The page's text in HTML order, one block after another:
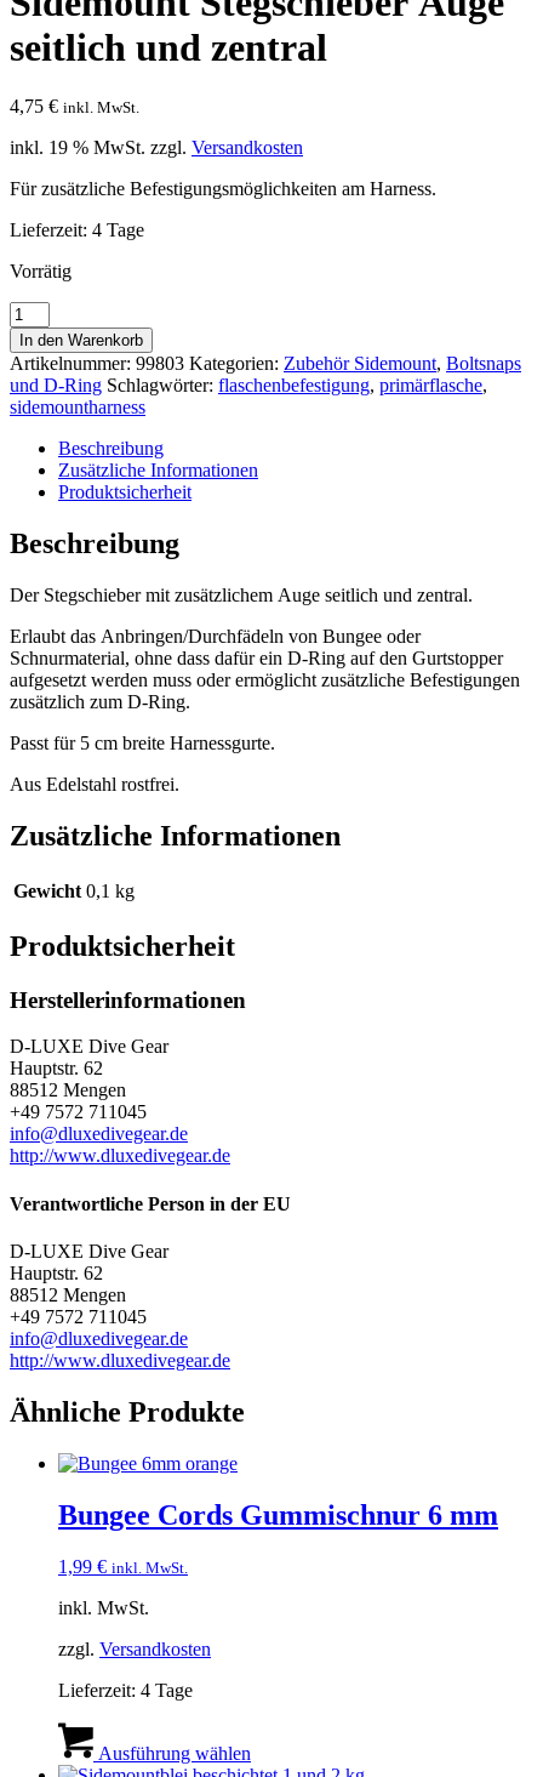
seitlich und zentral
4,75 € inkl. MwSt.
inkl. 19 % MwSt. zzgl. Versandkosten
Für zusätzliche Befestigungsmöglichkeiten am Harness.
Lieferzeit: 4 Tage
Vorrätig
Sidemount
Stegschieber
Auge
seitlich
und
zentral
Menge
In den Warenkorb
Artikelnummer: 99803 Kategorien: Zubehör Sidemount, Boltsnaps
und D-Ring Schlagwörter: flaschenbefestigung, primärflasche,
sidemountharness
Beschreibung
Zusätzliche Informationen
Produktsicherheit
Beschreibung
Der Stegschieber mit zusätzlichem Auge seitlich und zentral.
Erlaubt das Anbringen/Durchfädeln von Bungee oder
Schnurmaterial, ohne dass dafür ein D-Ring auf den Gurtstopper
aufgesetzt werden muss oder ermöglicht zusätzliche Befestigungen
zusätzlich zum D-Ring.
Passt für 5 cm breite Harnessgurte.
Aus Edelstahl rostfrei.
Zusätzliche Informationen
Gewicht 0,1 kg
Produktsicherheit
Herstellerinformationen
D-LUXE Dive Gear
Hauptstr. 62
88512 Mengen
+49 7572 711045
info@dluxedivegear.de
http://www.dluxedivegear.de
Verantwortliche Person in der EU
D-LUXE Dive Gear
Hauptstr. 62
88512 Mengen
+49 7572 711045
info@dluxedivegear.de
http://www.dluxedivegear.de
Ähnliche Produkte
Bungee Cords Gummischnur 6 mm
1,99 € inkl. MwSt.
inkl. MwSt.
zzgl. Versandkosten
Lieferzeit: 4 Tage
Ausführung wählen